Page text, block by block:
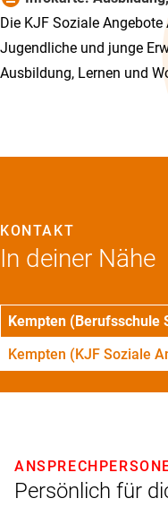
Die KJF Soziale
Jugendliche und junge
Ausbildung, Lernen und
In deiner Nähe
KONTAKT
Kempten (Berufsschule
Kempten (KJF Soziale
Persönlich für